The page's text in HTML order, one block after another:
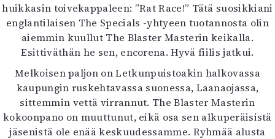
huikkasin toivekappaleen: ”Rat Race!” Tätä suosikkiani
englantilaisen The Specials -yhtyeen tuotannosta olin
aiemmin kuullut The Blaster Masterin keikalla.
Esittiväthän he sen, encorena. Hyvä fiilis jatkui.
Melkoisen paljon on Letkunpuistoakin halkovassa
kaupungin ruskehtavassa suonessa, Laanaojassa,
sittemmin vettä virrannut. The Blaster Masterin
kokoonpano on muuttunut, eikä osa sen alkuperäisistä
jäsenistä ole enää keskuudessamme. Ryhmää alusta